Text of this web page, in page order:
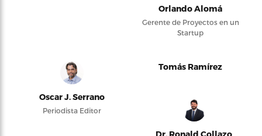
Orlando Alomá
Gerente de Proyectos en un
Startup
Oscar J. Serrano
Periodista Editor
Tomás Ramírez
Dr. Ronald Collazo